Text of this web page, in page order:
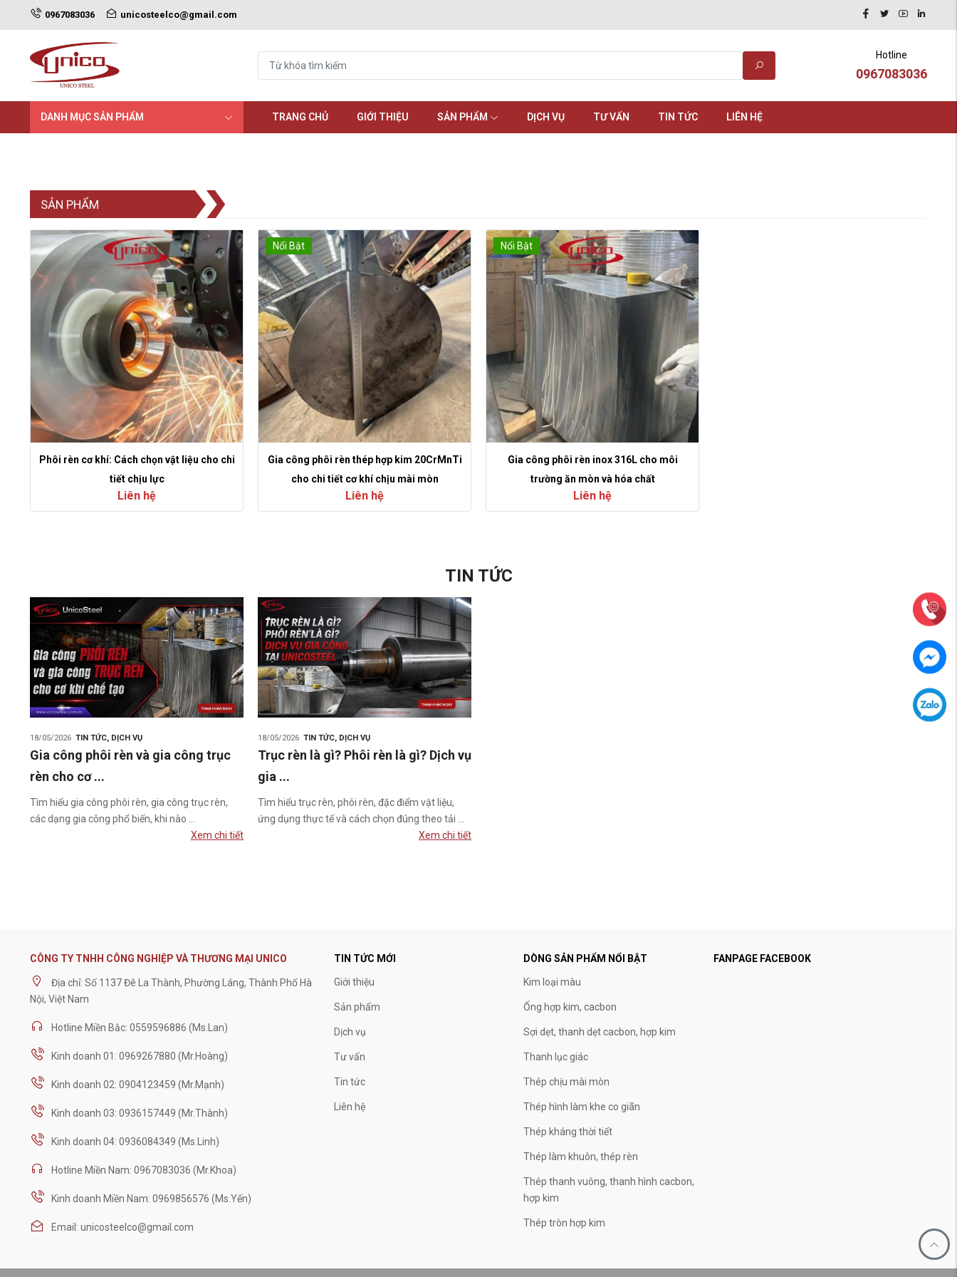
0967083036 unicosteelco@gmail.com
Hotline
0967083036
DANH MỤC SẢN PHẨM TRANG CHỦ GIỚI THIỆU SẢN PHẨM DỊCH VỤ TƯ VẤN TIN TỨC LIÊN HỆ
SẢN PHẨM
Phôi rèn cơ khí: Cách chọn vật liệu cho chi
tiết chịu lực
Liên hệ
Nổi Bật
Gia công phôi rèn thép hợp kim 20CrMnTi
cho chi tiết cơ khí chịu mài mòn
Liên hệ
Nổi Bật
Gia công phôi rèn inox 316L cho môi
trường ăn mòn và hóa chất
Liên hệ
TIN TỨC
18/05/2026 TIN TỨC, DỊCH VỤ
Gia công phôi rèn và gia công trục
rèn cho cơ ...
Tìm hiểu gia công phôi rèn, gia công trục rèn,
các dạng gia công phổ biến, khi nào ...
Xem chi tiết
18/05/2026 TIN TỨC, DỊCH VỤ
Trục rèn là gì? Phôi rèn là gì? Dịch vụ
gia ...
Tìm hiểu trục rèn, phôi rèn, đặc điểm vật liệu,
ứng dụng thực tế và cách chọn đúng theo tải ...
Xem chi tiết
CÔNG TY TNHH CÔNG NGHIỆP VÀ THƯƠNG MẠI UNICO
Địa chỉ: Số 1137 Đê La Thành, Phường Láng, Thành Phố Hà
Nội, Việt Nam
Hotline Miền Bắc: 0559596886 (Ms.Lan)
Kinh doanh 01: 0969267880 (Mr.Hoàng)
Kinh doanh 02: 0904123459 (Mr.Mạnh)
Kinh doanh 03: 0936157449 (Mr.Thành)
Kinh doanh 04: 0936084349 (Ms.Linh)
Hotline Miền Nam: 0967083036 (Mr.Khoa)
Kinh doanh Miền Nam: 0969856576 (Ms.Yến)
Email: unicosteelco@gmail.com
TIN TỨC MỚI
Giới thiệu
Sản phẩm
Dịch vụ
Tư vấn
Tin tức
Liên hệ
DÒNG SẢN PHẨM NỔI BẬT
Kim loại màu
Ống hợp kim, cacbon
Sợi dẹt, thanh dẹt cacbon, hợp kim
Thanh lục giác
Thép chịu mài mòn
Thép hình làm khe co giãn
Thép kháng thời tiết
Thép làm khuôn, thép rèn
Thép thanh vuông, thanh hình cacbon,
hợp kim
Thép tròn hợp kim
FANPAGE FACEBOOK